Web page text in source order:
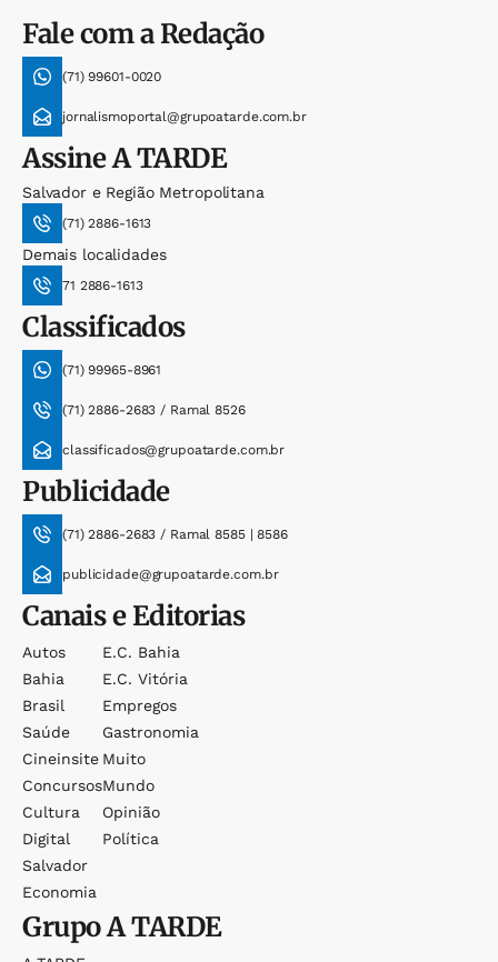
Fale com a Redação
(71) 99601-0020
jornalismoportal@grupoatarde.com.br
AssineA TARDE
Salvador e Região Metropolitana
(71) 2886-1613
Demais localidades
71 2886-1613
Classificados
(71) 99965-8961
(71) 2886-2683 / Ramal 8526
classificados@grupoatarde.com.br
Publicidade
(71) 2886-2683 / Ramal 8585 | 8586
publicidade@grupoatarde.com.br
Canais e Editorias
Autos
Bahia
Brasil
Saúde
Cineinsite
Concursos
Cultura
Digital
Salvador
Economia
E.c. Bahia
E.c. Vitória
Empregos
Gastronomia
Muito
Mundo
Opinião
Política
GrupoA TARDE